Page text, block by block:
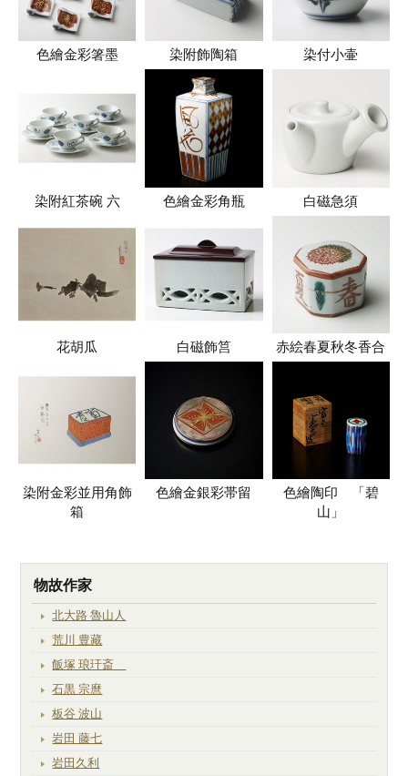
色繪金彩箸墨 染附飾陶箱 染付小壷
染附紅茶碗 六 色繪金彩角瓶 白磁急須
花胡瓜 白磁飾筥 赤絵春夏秋冬香合
染附金彩並用角飾
箱
色繪金銀彩帯留
色繪陶印 「碧
山」
物故作家
北大路 魯山人
荒川 豊藏
飯塚 琅玕斎
石黒 宗麿
板谷 波山
岩田 藤七
岩田久利